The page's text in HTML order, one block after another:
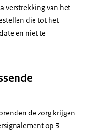
verstrekking van het
die tot het
en niet te
de zorg krijgen
op 3